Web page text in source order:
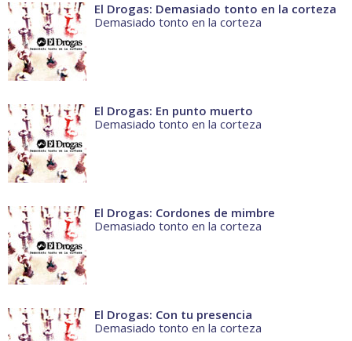
El Drogas: Demasiado tonto en la corteza
Demasiado tonto en la corteza
El Drogas: En punto muerto
Demasiado tonto en la corteza
El Drogas: Cordones de mimbre
Demasiado tonto en la corteza
El Drogas: Con tu presencia
Demasiado tonto en la corteza